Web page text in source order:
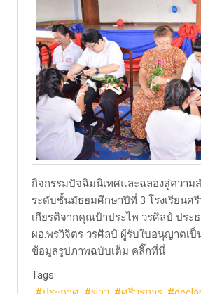
กิจกรรมปัจฉิมนิเทศและฉลองสู่ความ
ระดับชั้นมัธยมศึกษาปีที่ 3 โรงเรียนศ
เกียรติจากคุณป้าประไพ วรศิลป์ ประ
ผอ.พรวิจิตร วรศิลป์ ผู้รับใบอนุญาตเป็
ข้อมูลรูปภาพฉบับเต็ม คลิ๊กที่นี่
Tags: